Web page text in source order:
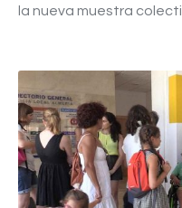
la nueva muestra